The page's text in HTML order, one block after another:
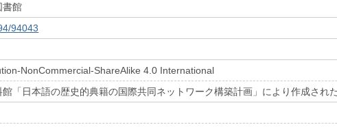
書館
94043
NonCommercial-ShareAlike 4.0 International
「日本語の歴史的典籍の国際共同ネットワーク構築計画」により作成された